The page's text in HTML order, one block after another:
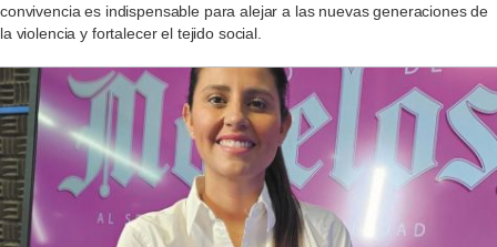
convivencia es indispensable para alejar a las nuevas generaciones de
la violencia y fortalecer el tejido social.